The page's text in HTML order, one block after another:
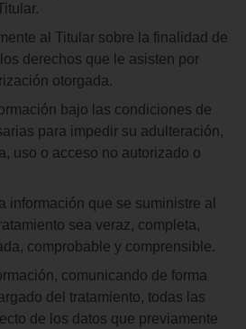
al Titular sobre la finalidad de
derechos que le asisten por
otorgada.
bajo las condiciones de
para impedir su adulteración,
uso o acceso no autorizado o
información que se suministre al
sea veraz, completa,
comprobable y comprensible.
comunicando de forma
del tratamiento, todas las
de los datos que previamente